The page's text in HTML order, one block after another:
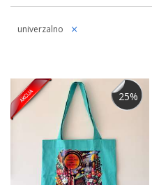
univerzalno
25%